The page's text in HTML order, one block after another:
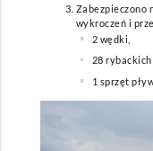
Zabezpieczono
wykroczeń i
2 wędki,
28 rybackich
1 sprzęt